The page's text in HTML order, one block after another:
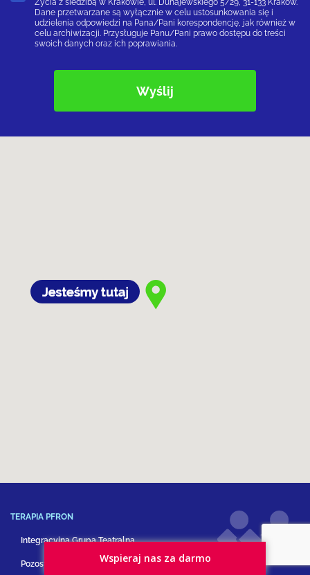
Życia z siedzibą w Krakowie, ul. Dunajewskiego 5/29, 31-133 Kraków.
Dane przetwarzane są wyłącznie w celu ustosunkowania się i
udzielenia odpowiedzi na Pana/Pani korespondencję, jak również w
celu archiwizacji. Przysługuje Panu/Pani prawo dostępu do treści
swoich danych oraz ich poprawiania.
TERAPIA PFRON
Integracyjna Grupa Teatralna
Pozostałe formy terapiiWspieraj nas za darmo